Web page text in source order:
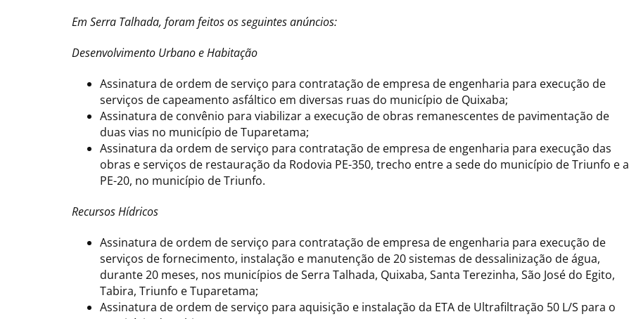
Em Serra Talhada, foram feitos os seguintes anúncios:
Desenvolvimento Urbano e Habitação
Assinatura de ordem de serviço para contratação de empresa de engenharia para execução de
serviços de capeamento asfáltico em diversas ruas do município de Quixaba;
Assinatura de convênio para viabilizar a execução de obras remanescentes de pavimentação de
duas vias no município de Tuparetama;
Assinatura da ordem de serviço para contratação de empresa de engenharia para execução das
obras e serviços de restauração da Rodovia PE-350, trecho entre a sede do município de Triunfo e a
PE-20, no município de Triunfo.
Recursos Hídricos
Assinatura de ordem de serviço para contratação de empresa de engenharia para execução de
serviços de fornecimento, instalação e manutenção de 20 sistemas de dessalinização de água,
durante 20 meses, nos municípios de Serra Talhada, Quixaba, Santa Terezinha, São José do Egito,
Tabira, Triunfo e Tuparetama;
Assinatura de ordem de serviço para aquisição e instalação da ETA de Ultrafiltração 50 L/S para o